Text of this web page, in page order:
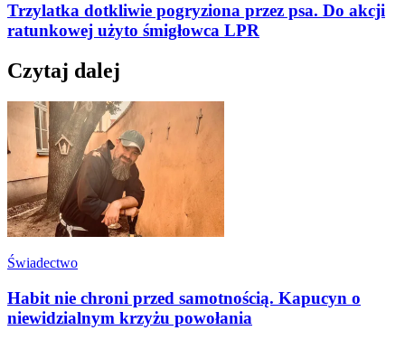
Trzylatka dotkliwie pogryziona przez psa. Do akcji
ratunkowej użyto śmigłowca LPR
Czytaj dalej
Świadectwo
Habit nie chroni przed samotnością. Kapucyn o
niewidzialnym krzyżu powołania